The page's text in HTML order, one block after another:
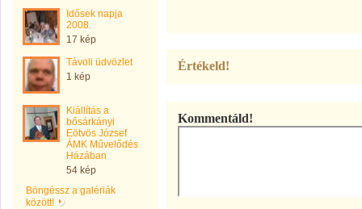
Idősek napja
2008.
17 kép
Távoli üdvözlet
1 kép
Kiállítás a
bősárkányi
Eötvös József
ÁMK Művelődés
Házában
54 kép
Böngéssz a galériák
között!
Értékeld!
Kommentáld!